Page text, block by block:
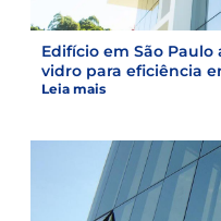
Edifício em São
vidro para eficiência
Leia mais